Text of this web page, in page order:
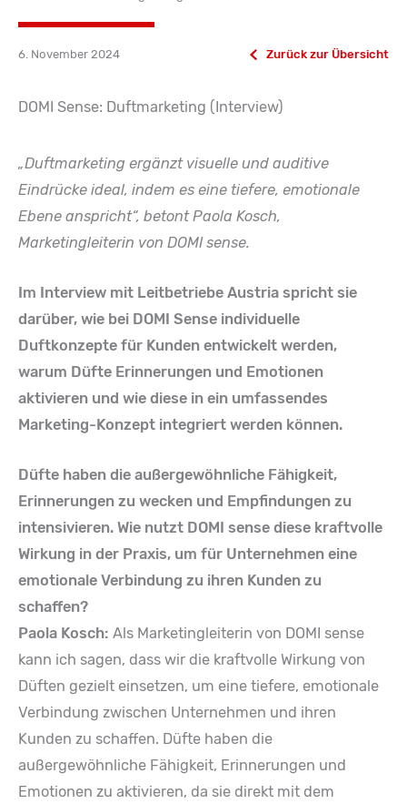
6. November 2024 Zurück zur Übersicht
DOMI Sense: Duftmarketing (Interview)
„Duftmarketing ergänzt visuelle und auditive
Eindrücke ideal, indem es eine tiefere, emotionale
Ebene anspricht“, betont Paola Kosch,
Marketingleiterin von DOMI sense.
Im Interview mit Leitbetriebe Austria spricht sie
darüber, wie bei DOMI Sense individuelle
Duftkonzepte für Kunden entwickelt werden,
warum Düfte Erinnerungen und Emotionen
aktivieren und wie diese in ein umfassendes
Marketing-Konzept integriert werden können.
Düfte haben die außergewöhnliche Fähigkeit,
Erinnerungen zu wecken und Empfindungen zu
intensivieren. Wie nutzt DOMI sense diese kraftvolle
Wirkung in der Praxis, um für Unternehmen eine
emotionale Verbindung zu ihren Kunden zu
schaffen?
Paola Kosch: Als Marketingleiterin von DOMI sense
kann ich sagen, dass wir die kraftvolle Wirkung von
Düften gezielt einsetzen, um eine tiefere, emotionale
Verbindung zwischen Unternehmen und ihren
Kunden zu schaffen. Düfte haben die
außergewöhnliche Fähigkeit, Erinnerungen und
Emotionen zu aktivieren, da sie direkt mit dem